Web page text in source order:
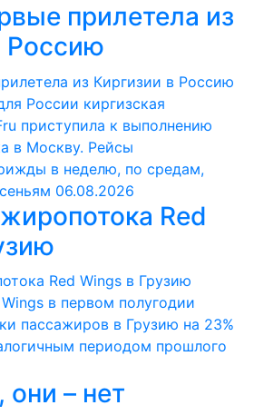
прилетела из
Россию
России киргизская
приступила к выполнению
в Москву. Рейсы
в неделю, по средам,
06.08.2026
Red
в первом полугодии
пассажиров в Грузию на 23%
периодом прошлого
– нет